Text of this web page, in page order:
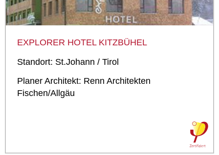
EXPLORER HOTEL KITZBÜHEL
Standort: St.Johann / Tirol
Planer Architekt: Renn Architekten
Fischen/Allgäu